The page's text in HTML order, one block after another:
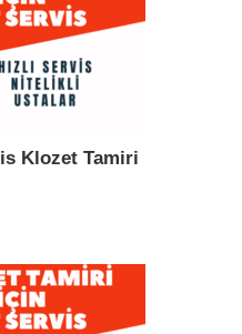
Klozet Tamiri